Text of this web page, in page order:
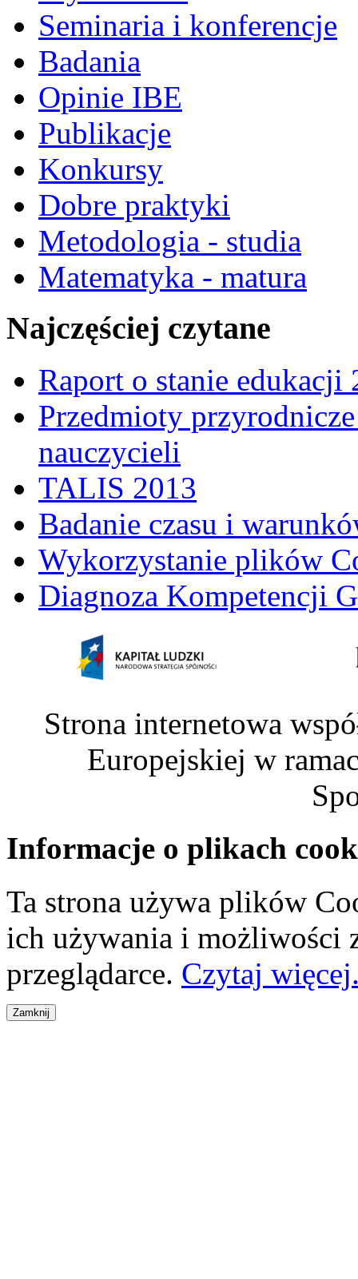
Seminaria i konferencje
Badania
Opinie IBE
Publikacje
Konkursy
Dobre praktyki
Metodologia - studia
Matematyka - matura
Najczęściej czytane
Raport o stanie edukacji
Przedmioty
nauczycieli
TALIS 2013
Badanie czasu i
Wykorzystanie plików
Diagnoza Kompetencji
Strona internetowa
Europejskiej w
Informacje o plikach
Ta strona używa plików
ich używania i możliwości
przeglądarce. Czytaj